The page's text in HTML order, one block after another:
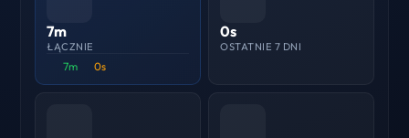
7m
ŁĄCZNIE
7m 0s
0s
OSTATNIE 7 DNI